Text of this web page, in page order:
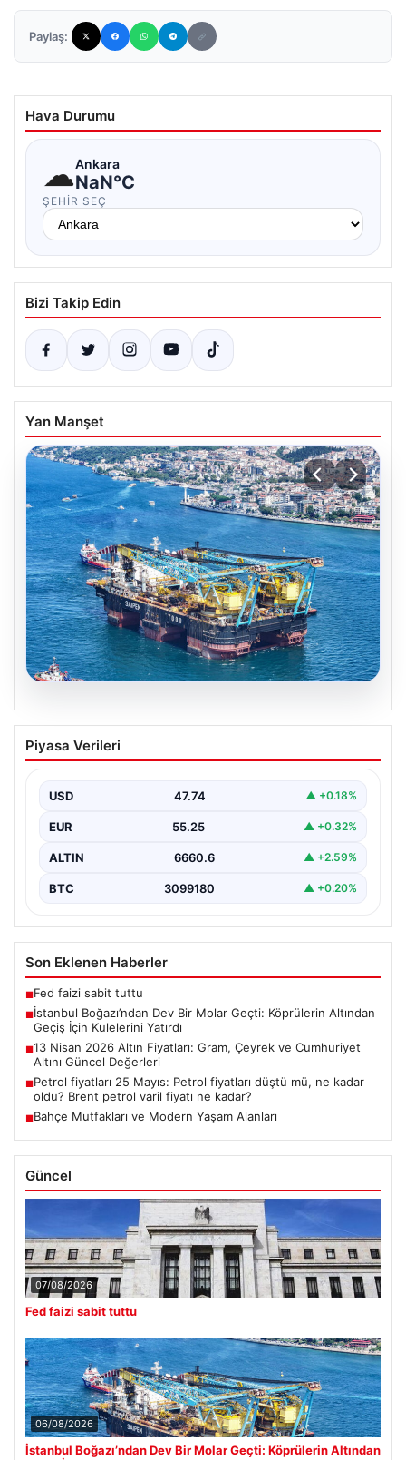
Paylaş:
Hava Durumu
☁Ankara
NaN°C
ŞEHIR SEÇ
Bizi Takip Edin
Yan Manşet
İstanbul Boğazı’ndan Dev Bir Molar
Geçti: Köprülerin Altından Geçiş İçin
İstanbul Boğazı, dün büyük bir denizcilik etkinliğine
Piyasa Verileri
USD 47.74 ▲ +0.18%
EUR 55.25 ▲ +0.32%
ALTIN 6660.6 ▲ +2.59%
BTC 3099180 ▲ +0.20%
Son Eklenen Haberler
■Fed faizi sabit tuttu
■İstanbul Boğazı’ndan Dev Bir Molar Geçti: Köprülerin Altından
Geçiş İçin Kulelerini Yatırdı
■13 Nisan 2026 Altın Fiyatları: Gram, Çeyrek ve Cumhuriyet
Altını Güncel Değerleri
■Petrol fiyatları 25 Mayıs: Petrol fiyatları düştü mü, ne kadar
oldu? Brent petrol varil fiyatı ne kadar?
■Bahçe Mutfakları ve Modern Yaşam Alanları
Güncel
07/08/2026
Fed faizi sabit tuttu
06/08/2026
İstanbul Boğazı’ndan Dev Bir Molar Geçti: Köprülerin Altından